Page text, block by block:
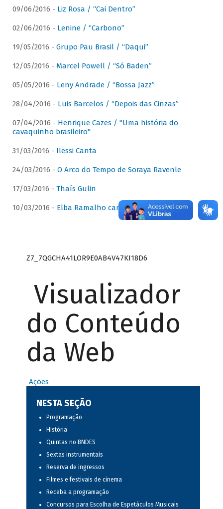
09/06/2016 - Liz Rosa / “Cai Dentro”
02/06/2016 - Lenine / “Carbono”
19/05/2016 - Grupo Pau Brasil / “Daqui”
12/05/2016 - Marcel Powell / “Só Baden”
05/05/2016 - Leny Andrade / “Bossa Jazz”
28/04/2016 - Luis Barcelos / “Depois das Cinzas”
07/04/2016 - Henrique Cazes / "Uma história do
cavaquinho brasileiro"
31/03/2016 - Ilessi Canta
24/03/2016 - O Arco do Tempo de Soraya Ravenle
17/03/2016 - Thaís Gulin
10/03/2016 - Elba Ramalho canta Dominguinhos
Z7_7QGCHA41LOR9E0AB4V47KI18D6
Visualizador
do Conteúdo
da Web
Ações
NESTA SEÇÃO
Programação
História
Quintas no BNDES
Sextas instrumentais
Reserva de ingressos
Filmes e festivais de cinema
Receba a programação
Concursos para Escolha de Espetáculos Musicais